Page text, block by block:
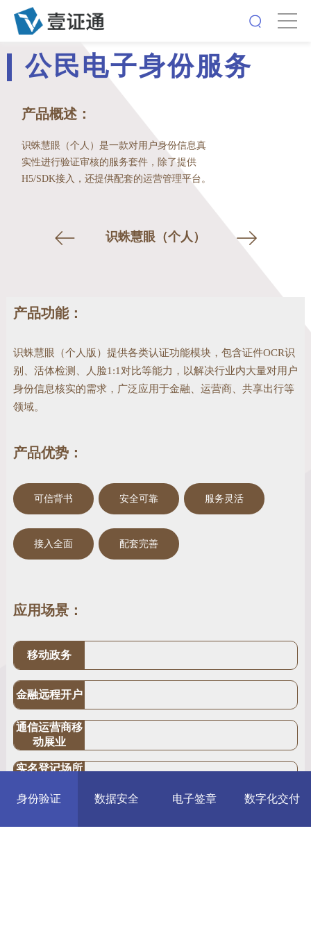
公民电子身份服务
产品概述：
识蛛慧眼（个人）是一款对用户身份信息真
实性进行验证审核的服务套件，除了提供
H5/SDK接入，还提供配套的运营管理平台。
识蛛慧眼（个人）
产品功能：
识蛛慧眼（个人版）提供各类认证功能模块，包含证件OCR识
别、活体检测、人脸1:1对比等能力，以解决行业内大量对用户
身份信息核实的需求，广泛应用于金融、运营商、共享出行等
领域。
产品优势：
可信背书 安全可靠 服务灵活
接入全面 配套完善
应用场景：
移动政务
金融远程开户
通信运营商移
动展业
实名登记场所
吧、景区）
交通安全检查
身份验证 数据安全 电子签章 数字化交付